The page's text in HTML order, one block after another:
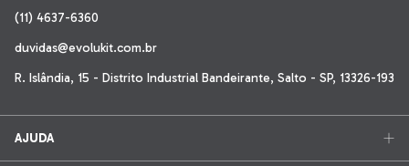
(11) 4637-6360
duvidas@evolukit.com.br
R. Islândia, 15 - Distrito Industrial Bandeirante, Salto - SP, 13326-193
AJUDA